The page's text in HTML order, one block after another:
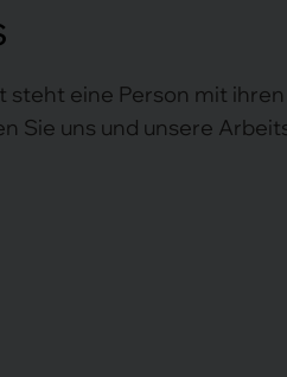
steht eine Person mit ihren
Sie uns und unsere